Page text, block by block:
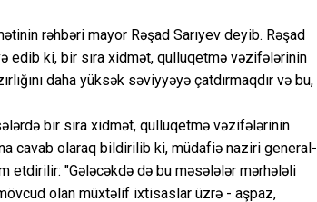
rəhbəri mayor Rəşad Sarıyev deyib. Rəşad
edib ki, bir sıra xidmət, qulluqetmə vəzifələrinin
daha yüksək səviyyəyə çatdırmaqdır və bu,
bir sıra xidmət, qulluqetmə vəzifələrinin
cavab olaraq bildirilib ki, müdafiə naziri general-
etdirilir: "Gələcəkdə də bu məsələlər mərhələli
olan müxtəlif ixtisaslar üzrə - aşpaz,